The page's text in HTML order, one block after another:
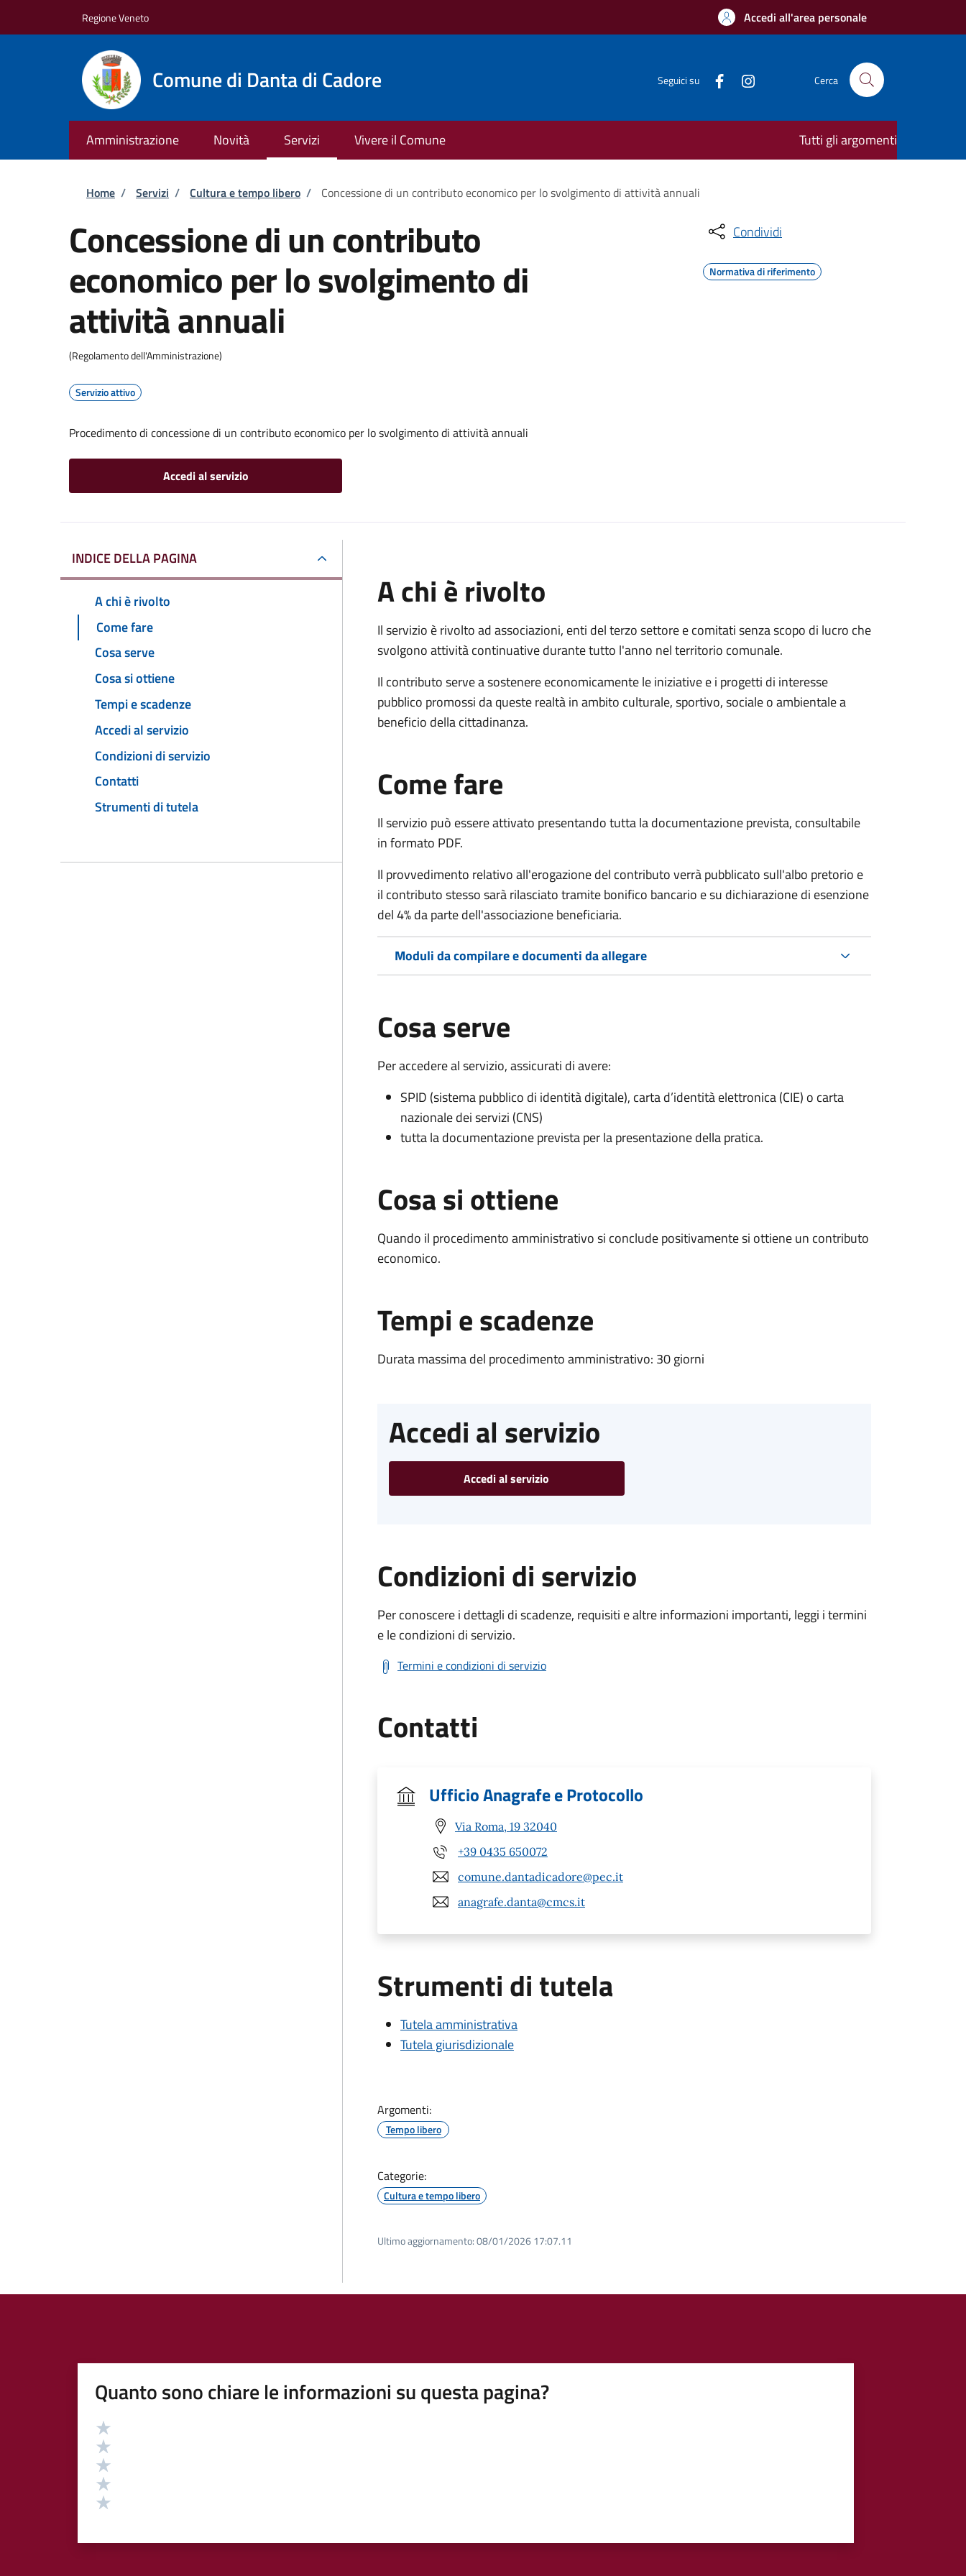
Regione Veneto Accedi all'area personale
Comune di Danta di Cadore Seguici su Cerca
Amministrazione Novità Servizi Vivere il Comune Tutti gli argomenti
Briciole di pane
Home / Servizi / Cultura e tempo libero / Concessione di un contributo economico per lo svolgimento di attività annuali
Concessione di un contributo
economico per lo svolgimento di
attività annuali
(Regolamento dell'Amministrazione)
Servizio attivo
Procedimento di concessione di un contributo economico per lo svolgimento di attività annuali
Accedi al servizio
Condividi
Normativa di riferimento
INDICE DELLA PAGINA
A chi è rivolto
Come fare
Cosa serve
Cosa si ottiene
Tempi e scadenze
Accedi al servizio
Condizioni di servizio
Contatti
Strumenti di tutela
A chi è rivolto
Il servizio è rivolto ad associazioni, enti del terzo settore e comitati senza scopo di lucro che
svolgono attività continuative durante tutto l'anno nel territorio comunale.
Il contributo serve a sostenere economicamente le iniziative e i progetti di interesse
pubblico promossi da queste realtà in ambito culturale, sportivo, sociale o ambientale a
beneficio della cittadinanza.
Come fare
Il servizio può essere attivato presentando tutta la documentazione prevista, consultabile
in formato PDF.
Il provvedimento relativo all'erogazione del contributo verrà pubblicato sull'albo pretorio e
il contributo stesso sarà rilasciato tramite bonifico bancario e su dichiarazione di esenzione
del 4% da parte dell'associazione beneficiaria.
Moduli da compilare e documenti da allegare
Cosa serve
Per accedere al servizio, assicurati di avere:
SPID (sistema pubblico di identità digitale), carta d’identità elettronica (CIE) o carta
nazionale dei servizi (CNS)
tutta la documentazione prevista per la presentazione della pratica.
Cosa si ottiene
Quando il procedimento amministrativo si conclude positivamente si ottiene un contributo
economico.
Tempi e scadenze
Durata massima del procedimento amministrativo: 30 giorni
Accedi al servizio
Accedi al servizio
Condizioni di servizio
Per conoscere i dettagli di scadenze, requisiti e altre informazioni importanti, leggi i termini
e le condizioni di servizio.
Termini e condizioni di servizio
Contatti
Ufficio Anagrafe e Protocollo
Via Roma, 19 32040
+39 0435 650072
comune.dantadicadore@pec.it
anagrafe.danta@cmcs.it
Strumenti di tutela
Tutela amministrativa
Tutela giurisdizionale
Argomenti:
Tempo libero
Categorie:
Cultura e tempo libero
Ultimo aggiornamento:08/01/2026 17:07.11
Quanto sono chiare le informazioni su questa pagina?
Valutazione